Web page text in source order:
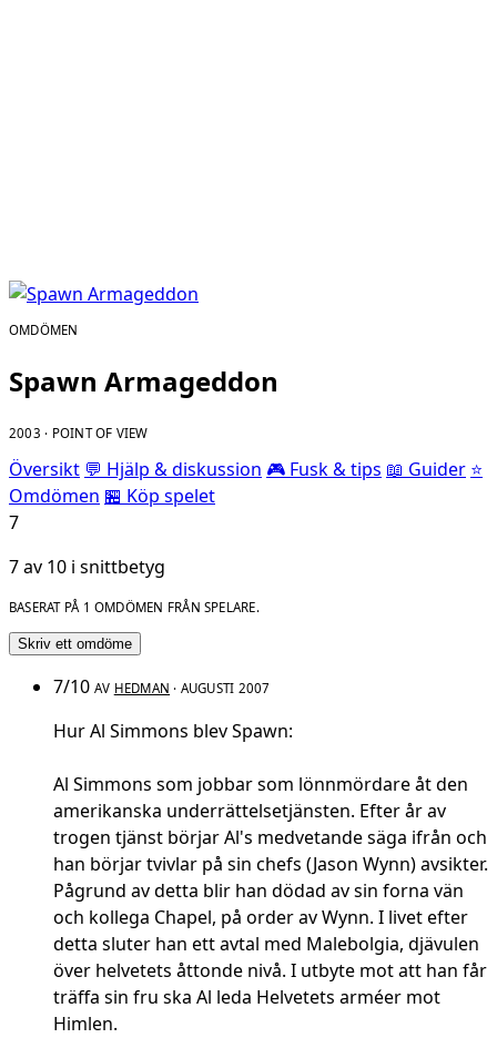
OMDÖMEN
Spawn Armageddon
2003 · POINT OF VIEW
Översikt 💬 Hjälp & diskussion 🎮 Fusk & tips 📖 Guider ⭐
Omdömen 🏪 Köp spelet
7
7 av 10 i snittbetyg
BASERAT PÅ 1 OMDÖMEN FRÅN SPELARE.
Skriv ett omdöme
7/10 AV HEDMAN · AUGUSTI 2007
Hur Al Simmons blev Spawn:
Al Simmons som jobbar som lönnmördare åt den
amerikanska underrättelsetjänsten. Efter år av
trogen tjänst börjar Al's medvetande säga ifrån och
han börjar tvivlar på sin chefs (Jason Wynn) avsikter.
Pågrund av detta blir han dödad av sin forna vän
och kollega Chapel, på order av Wynn. I livet efter
detta sluter han ett avtal med Malebolgia, djävulen
över helvetets åttonde nivå. I utbyte mot att han får
träffa sin fru ska Al leda Helvetets arméer mot
Himlen.